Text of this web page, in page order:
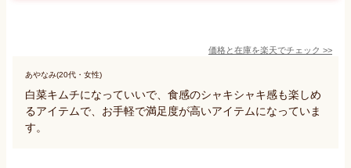
価格と在庫を楽天でチェック >>
あやなみ(20代・女性)
白菜キムチになっていいで、食感のシャキシャキ感も楽しめ
るアイテムで、お手軽で満足度が高いアイテムになっていま
す。